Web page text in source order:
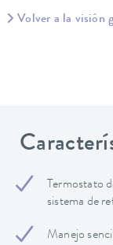
Volver a la visión
Termostato
sistema de
Manejo